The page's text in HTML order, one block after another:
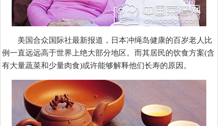
美国合众国际社最新报道，日本冲绳岛健康的百岁老人比
例一直远远高于世界上绝大部分地区。而其居民的饮食方案(含
有大量蔬菜和少量肉食)或许能够解释他们长寿的原因。